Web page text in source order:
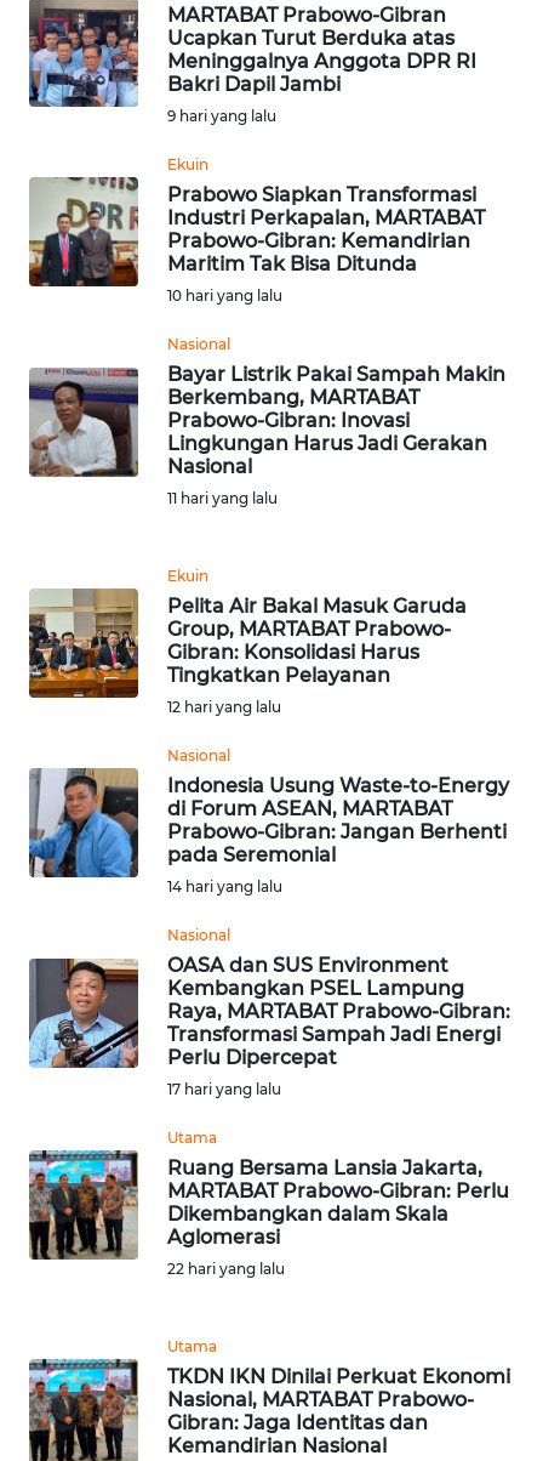
MARTABAT Prabowo-Gibran
Ucapkan Turut Berduka atas
Meninggalnya Anggota DPR RI
Bakri Dapil Jambi
9 hari yang lalu
Ekuin
Prabowo Siapkan Transformasi
Industri Perkapalan, MARTABAT
Prabowo-Gibran: Kemandirian
Maritim Tak Bisa Ditunda
10 hari yang lalu
Nasional
Bayar Listrik Pakai Sampah Makin
Berkembang, MARTABAT
Prabowo-Gibran: Inovasi
Lingkungan Harus Jadi Gerakan
Nasional
11 hari yang lalu
Ekuin
Pelita Air Bakal Masuk Garuda
Group, MARTABAT Prabowo-
Gibran: Konsolidasi Harus
Tingkatkan Pelayanan
12 hari yang lalu
Nasional
Indonesia Usung Waste-to-Energy
di Forum ASEAN, MARTABAT
Prabowo-Gibran: Jangan Berhenti
pada Seremonial
14 hari yang lalu
Nasional
OASA dan SUS Environment
Kembangkan PSEL Lampung
Raya, MARTABAT Prabowo-Gibran:
Transformasi Sampah Jadi Energi
Perlu Dipercepat
17 hari yang lalu
Utama
Ruang Bersama Lansia Jakarta,
MARTABAT Prabowo-Gibran: Perlu
Dikembangkan dalam Skala
Aglomerasi
22 hari yang lalu
Utama
TKDN IKN Dinilai Perkuat Ekonomi
Nasional, MARTABAT Prabowo-
Gibran: Jaga Identitas dan
Kemandirian Nasional
SUMUT
WN
JAKARTA
JABAR
WN
BANTEN
NTT
WN
KEPRI
WN
PAPUA
BARAT
WN
SERAMBI
WN
SULTRA
WN
SULTENG
WN
BABEL
WN